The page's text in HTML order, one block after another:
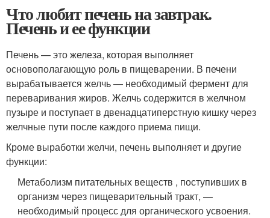
Что любит печень на завтрак.
Печень и ее функции
Печень — это железа, которая выполняет
основополагающую роль в пищеварении. В печени
вырабатывается желчь — необходимый фермент для
переваривания жиров. Желчь содержится в желчном
пузыре и поступает в двенадцатиперстную кишку через
желчные пути после каждого приема пищи.
Кроме выработки желчи, печень выполняет и другие
функции:
Метаболизм питательных веществ , поступивших в
организм через пищеварительный тракт, —
необходимый процесс для органического усвоения.